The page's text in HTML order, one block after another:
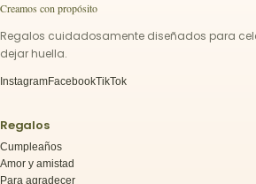
Creamos con propósito
Regalos cuidadosamente diseñados para
dejar huella.
InstagramFacebookTikTok
Regalos
Cumpleaños
Amor y amistad
Para agradecer